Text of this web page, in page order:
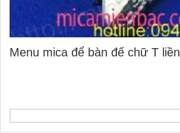
Menu mica để bàn đế chữ T liền